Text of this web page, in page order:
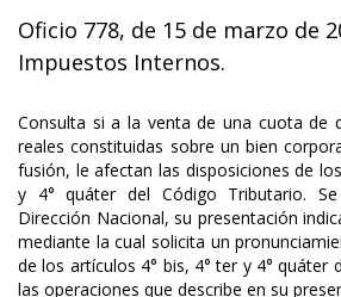
Oficio 778, de 15 de marzo de
Impuestos Internos.
Consulta si a la venta de una cuota de
reales constituidas sobre un bien
fusión, le afectan las disposiciones de
y 4° quáter del Código Tributario.
Dirección Nacional, su presentación
mediante la cual solicita un
de los artículos 4° bis, 4° ter y 4° quáter
las operaciones que describe en su